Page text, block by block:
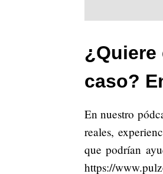
caso?
En nuestro
reales,
que podrían
https://